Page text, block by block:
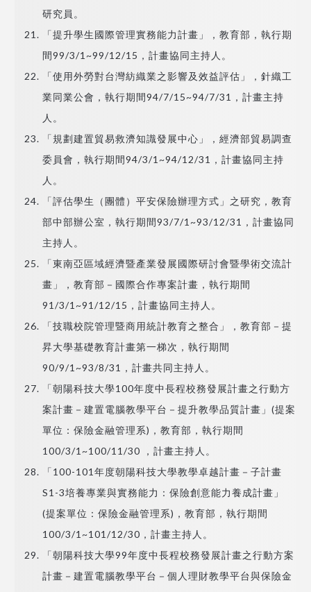
研究員。
「提升學生國際管理實務能力計畫」，教育部，執行期
間99/3/1~99/12/15，計畫協同主持人。
「使用外勞對台灣紡織業之影響及效益評估」，針織工
業同業公會，執行期間94/7/15~94/7/31，計畫主持
人。
「規劃建置貿易救濟知識發展中心」，經濟部貿易調查
委員會，執行期間94/3/1~94/12/31，計畫協同主持
人。
「評估學生（團體）平安保險辦理方式」之研究，教育
部中部辦公室，執行期間93/7/1~93/12/31，計畫協同
主持人。
「東南亞區域經濟暨產業發展國際研討會暨學術交流計
畫」，教育部－國際合作專案計畫，執行期間
91/3/1~91/12/15，計畫協同主持人。
「技職校院管理暨商用統計教育之整合」，教育部－提
昇大學基礎教育計畫第一梯次，執行期間
90/9/1~93/8/31，計畫共同主持人。
「朝陽科技大學100年度中長程校務發展計畫之行動方
案計畫－建置電腦教學平台－提升教學品質計畫」(提案
單位：保險金融管理系)，教育部，執行期間
100/3/1~100/11/30 ，計畫主持人。
「100-101年度朝陽科技大學教學卓越計畫－子計畫
S1-3培養專業與實務能力：保險創意能力養成計畫」
(提案單位：保險金融管理系)，教育部，執行期間
100/3/1~101/12/30，計畫主持人。
「朝陽科技大學99年度中長程校務發展計畫之行動方案
計畫－建置電腦教學平台－個人理財教學平台與保險金